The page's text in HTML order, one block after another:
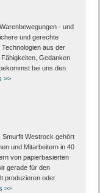
- und
und gerechte
aus der
Gedanken
bei uns den
>>
Westrock gehört
und Mitarbeitern in 40
von papier­basierten
gerade für den
produzieren oder
>>